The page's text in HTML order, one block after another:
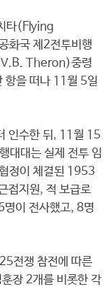
타(Flying
화국 제2전투비행
Theron)중령
항을 떠나 11월 5일
인수한 뒤, 11월 15
대대는 실제 전투 임
정이 체결된 1953
접지원, 적 보급로
명이 전사했고, 8명
전쟁 참전에 따른
장 2개를 비롯한 각